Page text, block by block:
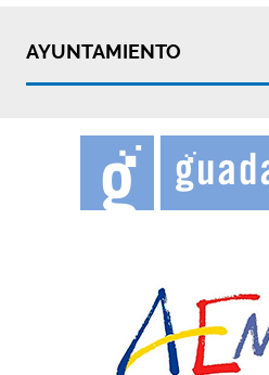
AYUNTAMIENTO